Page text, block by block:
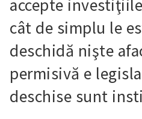
accepte
cât de simplu le
deschidă nişte
permisivă e
deschise sunt